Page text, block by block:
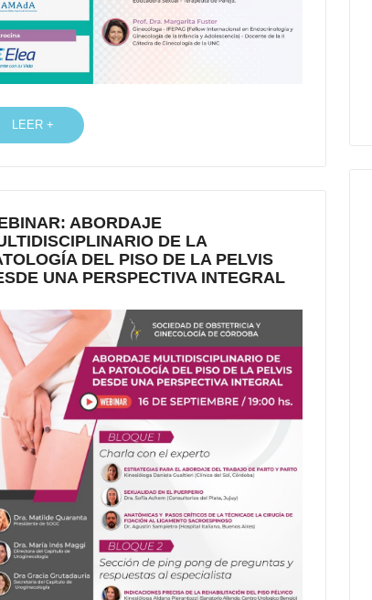
LEER +
ABORDAJE
DE LA
DEL PISO DE LA PELVIS
UNA PERSPECTIVA INTEGRAL